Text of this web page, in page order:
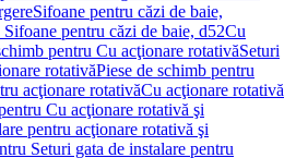
Sifoane pentru căzi de baie,
pentru căzi de baie, d52Cu
pentru Cu acţionare rotativăSeturi
rotativăPiese de schimb pentru
acţionare rotativăCu acţionare rotativă
Cu acţionare rotativă şi
pentru acţionare rotativă şi
Seturi gata de instalare pentru